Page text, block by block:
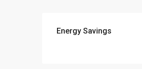
Energy Savings